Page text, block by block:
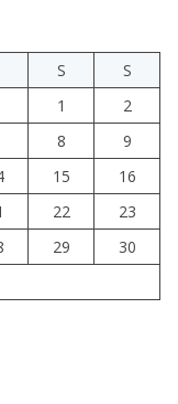
S
S
1
2
8
9
15
16
22
23
29
30